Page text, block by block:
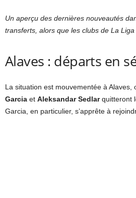
Un aperçu des dernières nouveautés
transferts, alors que les clubs de La Liga
Alaves : départs en
La situation est mouvementée à Alaves,
Garcia et Aleksandar Sedlarquitteront
Garcia, en particulier, s’apprête à